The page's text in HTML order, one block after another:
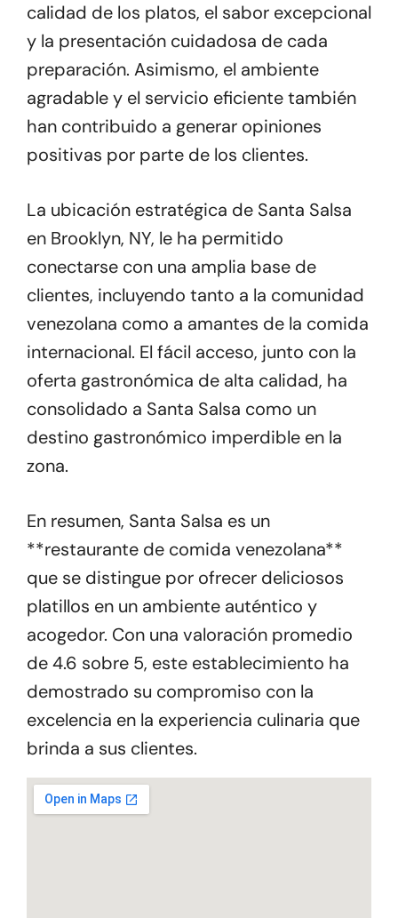
calidad de los platos, el sabor excepcional
y la presentación cuidadosa de cada
preparación. Asimismo, el ambiente
agradable y el servicio eficiente también
han contribuido a generar opiniones
positivas por parte de los clientes.
La ubicación estratégica de Santa Salsa
en Brooklyn, NY, le ha permitido
conectarse con una amplia base de
clientes, incluyendo tanto a la comunidad
venezolana como a amantes de la comida
internacional. El fácil acceso, junto con la
oferta gastronómica de alta calidad, ha
consolidado a Santa Salsa como un
destino gastronómico imperdible en la
zona.
En resumen, Santa Salsa es un
**restaurante de comida venezolana**
que se distingue por ofrecer deliciosos
platillos en un ambiente auténtico y
acogedor. Con una valoración promedio
de 4.6 sobre 5, este establecimiento ha
demostrado su compromiso con la
excelencia en la experiencia culinaria que
brinda a sus clientes.